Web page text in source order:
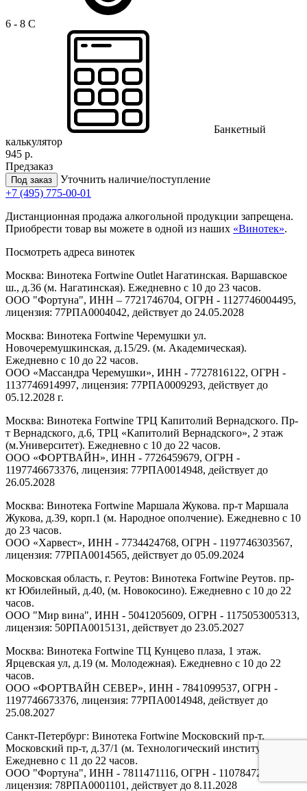
6 - 8 C
Банкетный
калькулятор
945 р.
Предзаказ
Под заказ
Уточнить наличие/поступление
+7 (495) 775-00-01
Дистанционная продажа алкогольной продукции запрещена.
Приобрести товар вы можете в одной из наших «Винотек».
Посмотреть адреса винотек
Москва: Винотека Fortwine Outlet Нагатинская. Варшавское
ш., д.36 (м. Нагатинская). Ежедневно с 10 до 23 часов.
ООО "Фортуна", ИНН – 7721746704, ОГРН - 1127746004495,
лицензия: 77РПА0004042, действует до 24.05.2028
Москва: Винотека Fortwine Черемушки ул.
Новочеремушкинская, д.15/29. (м. Академическая).
Ежедневно с 10 до 22 часов.
ООО «Массандра Черемушки», ИНН - 7727816122, ОГРН -
1137746914997, лицензия: 77РПА0009293, действует до
05.12.2028 г.
Москва: Винотека Fortwine ТРЦ Капитолий Вернадского. Пр-
т Вернадского, д.6, ТРЦ «Капитолий Вернадского», 2 этаж
(м.Университет). Ежедневно с 10 до 22 часов.
ООО «ФОРТВАЙН», ИНН - 7726459679, ОГРН -
1197746673376, лицензия: 77РПА0014948, действует до
26.05.2028
Москва: Винотека Fortwine Маршала Жукова. пр-т Маршала
Жукова, д.39, корп.1 (м. Народное ополчение). Ежедневно с 10
до 23 часов.
ООО «Харвест», ИНН - 7734424768, ОГРН - 1197746303567,
лицензия: 77РПА0014565, действует до 05.09.2024
Московская область, г. Реутов: Винотека Fortwine Реутов. пр-
кт Юбилейный, д.40, (м. Новокосино). Ежедневно с 10 до 22
часов.
ООО "Мир вина", ИНН - 5041205609, ОГРН - 1175053005313,
лицензия: 50РПА0015131, действует до 23.05.2027
Москва: Винотека Fortwine ТЦ Кунцево плаза, 1 этаж.
Ярцевская ул, д.19 (м. Молодежная). Ежедневно с 10 до 22
часов.
ООО «ФОРТВАЙН СЕВЕР», ИНН - 7841099537, ОГРН -
1197746673376, лицензия: 77РПА0014948, действует до
25.08.2027
Санкт-Петербург: Винотека Fortwine Московский пр-т.
Московский пр-т, д.37/1 (м. Технологический институт).
Ежедневно с 11 до 22 часов.
ООО "Фортуна", ИНН - 7811471116, ОГРН - 1107847277438,
лицензия: 78РПА0001101, действует до 8.11.2028